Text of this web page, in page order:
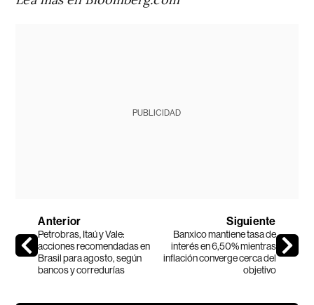
PUBLICIDAD
Anterior
Petrobras, Itaú y Vale:
acciones recomendadas en
Brasil para agosto, según
bancos y corredurías
Siguiente
Banxico mantiene tasa de
interés en 6,50% mientras
inflación converge cerca del
objetivo